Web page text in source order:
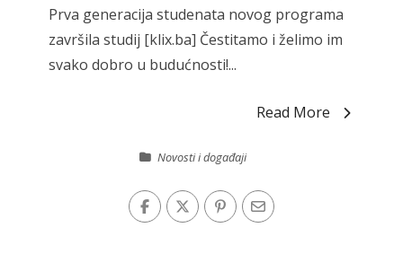
Prva generacija studenata novog programa
završila studij [klix.ba] Čestitamo i želimo im
svako dobro u budućnosti!...
Read More
Novosti i događaji